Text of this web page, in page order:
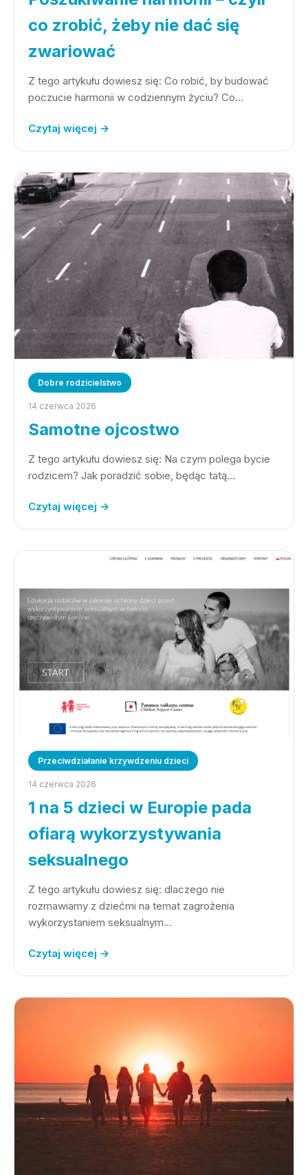
co zrobić, żeby nie dać się
zwariować
Z tego artykułu dowiesz się: Co robić, by budować
poczucie harmonii w codziennym życiu? Co…
Czytaj więcej →
Dobre rodzicielstwo
14 czerwca 2026
Samotne ojcostwo
Z tego artykułu dowiesz się: Na czym polega bycie
rodzicem? Jak poradzić sobie, będąc tatą…
Czytaj więcej →
Przeciwdziałanie krzywdzeniu dzieci
14 czerwca 2026
1 na 5 dzieci w Europie pada
ofiarą wykorzystywania
seksualnego
Z tego artykułu dowiesz się: dlaczego nie
rozmawiamy z dziećmi na temat zagrożenia
wykorzystaniem seksualnym…
Czytaj więcej →